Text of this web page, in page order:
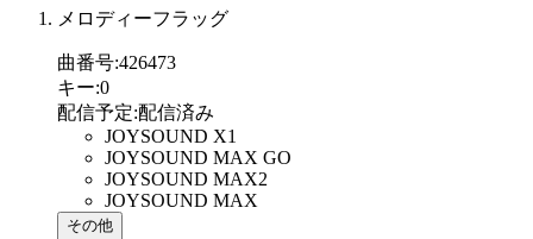
メロディーフラッグ
曲番号:426473
キー:0
配信予定:配信済み
JOYSOUND X1
JOYSOUND MAX GO
JOYSOUND MAX2
JOYSOUND MAX
その他